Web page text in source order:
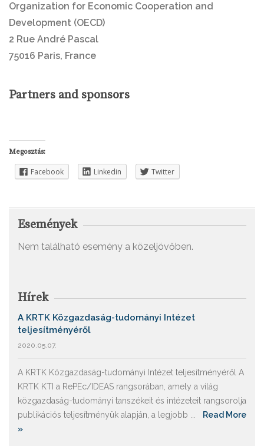
Organization for Economic Cooperation and
Development (OECD)
2 Rue André Pascal
75016 Paris, France
Partners and sponsors
Megosztás:
Facebook Linkedin Twitter
Események
Nem található esemény a közeljövőben.
Hírek
A KRTK Közgazdaság-tudományi Intézet
teljesítményéről
2020.05.07.
A KRTK Közgazdaság-tudományi Intézet teljesítményéről A
KRTK KTI a RePEc/IDEAS rangsorában, amely a világ
közgazdaság-tudományi tanszékeit és intézeteit rangsorolja
publikációs teljesítményük alapján, a legjobb ...
Read More
»